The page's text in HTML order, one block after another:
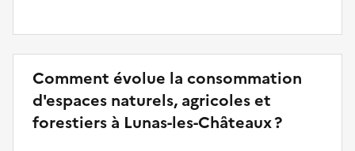
Comment évolue la consommation
d'espaces naturels, agricoles et
forestiers à Lunas-les-Châteaux ?